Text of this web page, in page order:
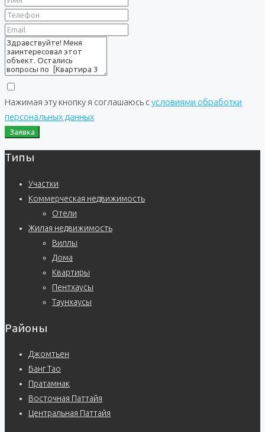
Нажимая эту кнопку я соглашаюсь сусловиями обработки
персональных данных
Заявка
Типы
Участки
Коммерческая недвижимость
Отели
Жилая недвижимость
Виллы
Дома
Квартиры
Пентхаусы
Таунхаусы
Районы
Джомтьен
Банг Тао
Пратамнак
Восточная Паттайя
Центральная Паттайя